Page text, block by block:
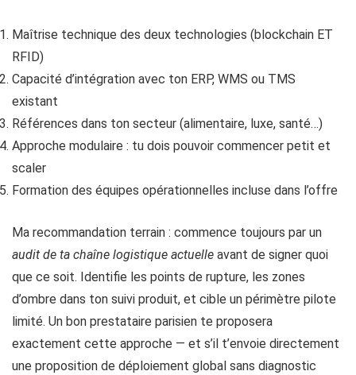
Maîtrise technique des deux technologies (blockchain ET
RFID)
Capacité d’intégration avec ton ERP, WMS ou TMS
existant
Références dans ton secteur (alimentaire, luxe, santé…)
Approche modulaire : tu dois pouvoir commencer petit et
scaler
Formation des équipes opérationnelles incluse dans l’offre
Ma recommandation terrain : commence toujours par un
audit de ta chaîne logistique actuelle avant de signer quoi
que ce soit. Identifie les points de rupture, les zones
d’ombre dans ton suivi produit, et cible un périmètre pilote
limité. Un bon prestataire parisien te proposera
exactement cette approche — et s’il t’envoie directement
une proposition de déploiement global sans diagnostic